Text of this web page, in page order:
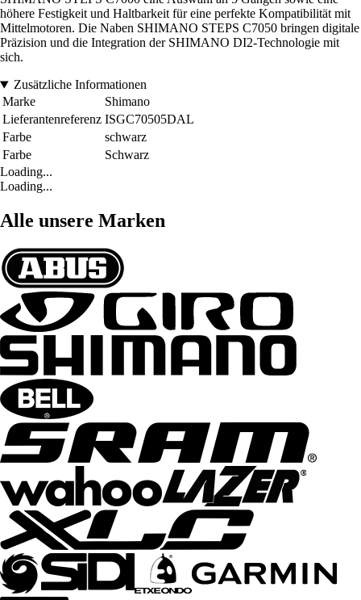
höhere Festigkeit und Haltbarkeit für eine perfekte Kompatibilität mit
Mittelmotoren. Die Naben SHIMANO STEPS C7050 bringen digitale
Präzision und die Integration der SHIMANO DI2-Technologie mit
sich.
Zusätzliche Informationen
Marke
Shimano
Lieferantenreferenz ISGC70505DAL
Farbe
schwarz
Farbe
Schwarz
Loading...
Loading...
Alle unsere Marken